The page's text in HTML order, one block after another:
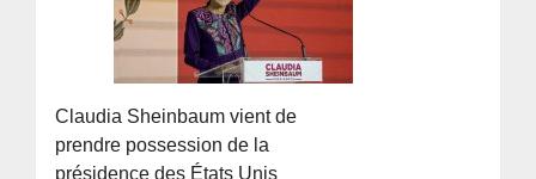
Claudia Sheinbaum vient de
prendre possession de la
présidence des États Unis